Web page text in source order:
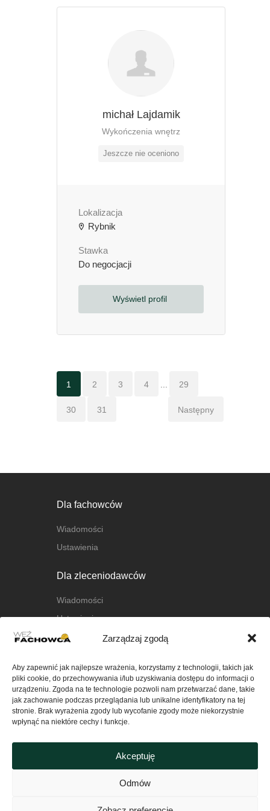
Zarządzaj zgodą
Aby zapewnić jak najlepsze wrażenia, korzystamy z technologii, takich jak
pliki cookie, do przechowywania i/lub uzyskiwania dostępu do informacji o
urządzeniu. Zgoda na te technologie pozwoli nam przetwarzać dane, takie
jak zachowanie podczas przeglądania lub unikalne identyfikatory na tej
stronie. Brak wyrażenia zgody lub wycofanie zgody może niekorzystnie
wpłynąć na niektóre cechy i funkcje.
Akceptuję
Odmów
michał Lajdamik
Wykończenia wnętrz
Jeszcze nie oceniono
Lokalizacja
Rybnik
Stawka
Do negocjacji
Wyświetl profil
1 2 3 4 29
30 31 Następny
Dla fachowców
Wiadomości
Ustawienia
Dla zleceniodawców
Wiadomości
Ustawienia
O platformie
FAQ
Kontakt
Polityka Prywatności serwisu